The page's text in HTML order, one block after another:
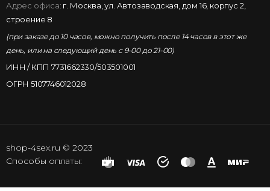
Адрес офиса: г. Москва, ул. Автозаводская, дом 16, корпус 2,
строение 8
(при заказе до 10 часов, можно получить после 14 часов в этот же
день, или на следующий день с 9-00 до 21-00)
ИНН / КПП 7731662330/503501001
ОГРН 5107746012028
shop-4sex.ru © 2023
Способы оплаты: